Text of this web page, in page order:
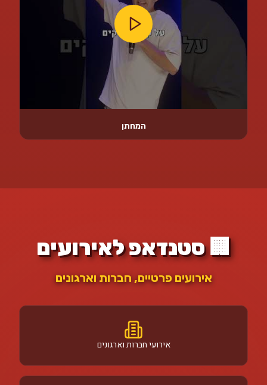
המחתן
🏢 סטנדאפ לאירועים
אירועים פרטיים, חברות וארגונים
אירועי חברות וארגונים